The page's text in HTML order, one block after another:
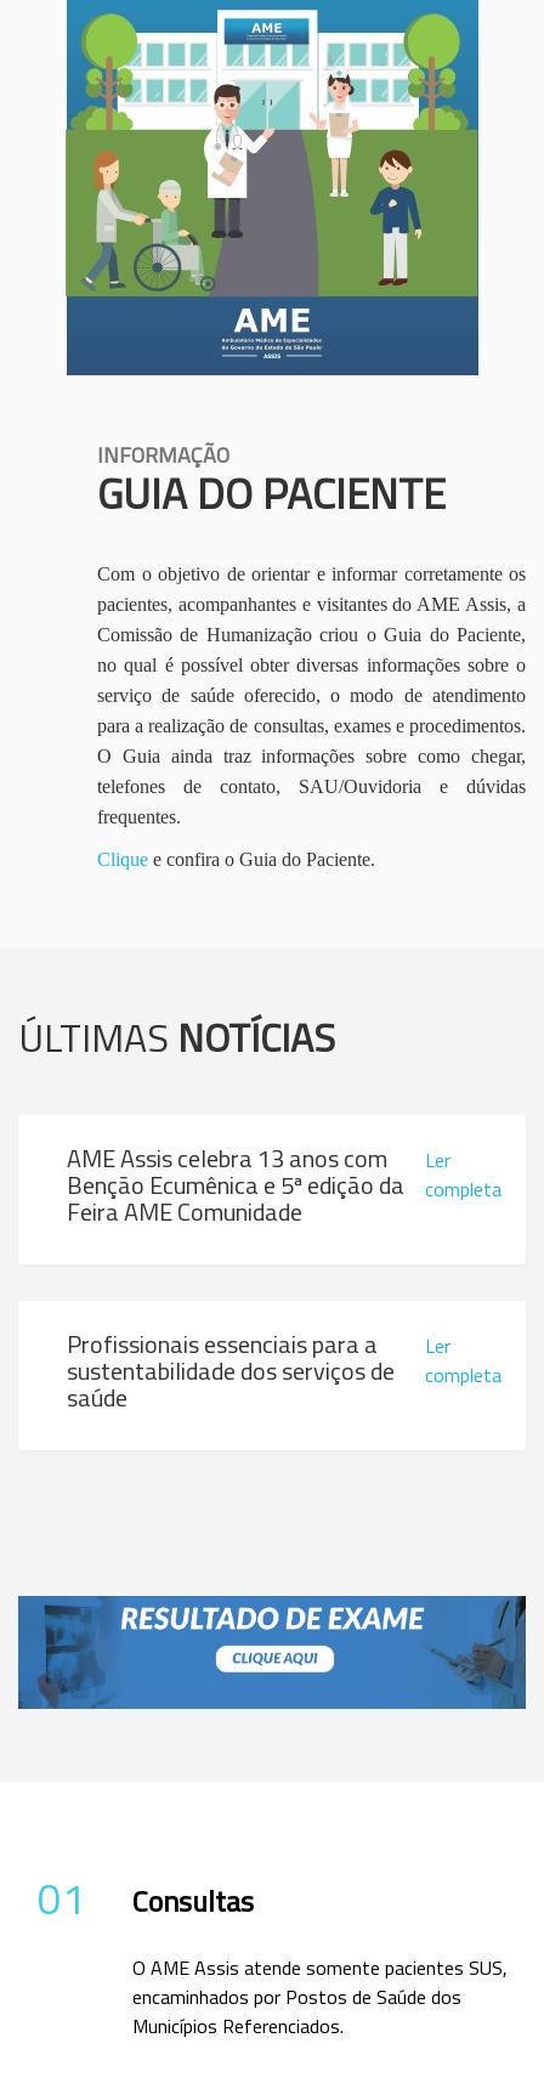
INFORMAÇÃO
GUIA DO PACIENTE
Com o objetivo de orientar e informar corretamente os
pacientes, acompanhantes e visitantes do AME Assis, a
Comissão de Humanização criou o Guia do Paciente,
no qual é possível obter diversas informações sobre o
serviço de saúde oferecido, o modo de atendimento
para a realização de consultas, exames e procedimentos.
O Guia ainda traz informações sobre como chegar,
telefones de contato, SAU/Ouvidoria e dúvidas
frequentes.
Clique e confira o Guia do Paciente.
ÚLTIMAS NOTÍCIAS
AME Assis celebra 13 anos com
Benção Ecumênica e 5ª edição da
Feira AME Comunidade
Ler
completa
Profissionais essenciais para a
sustentabilidade dos serviços de
saúde
Ler
completa
01 Consultas
O AME Assis atende somente pacientes SUS,
encaminhados por Postos de Saúde dos
Municípios Referenciados.